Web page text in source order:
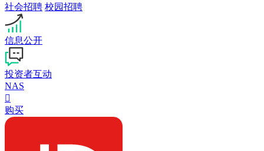
社会招聘 校园招聘
信息公开
投资者互动
NAS

购买